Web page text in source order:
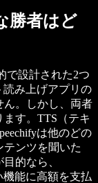
勝者はど
で設計された2つ
読み上げアプリの
ん。しかし、両者
す。TTS（テキ
は他のどの
ンツを聞いた
的なら、
機能に高額を支払